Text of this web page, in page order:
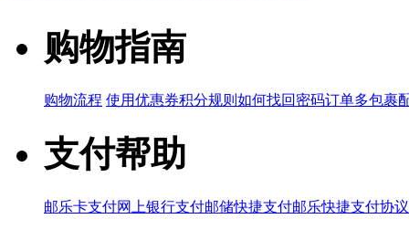
购物指南
购物流程 使用优惠券积分规则 如何找回密码订单多包裹
支付帮助
邮乐卡支付网上银行支付邮储快捷支付邮乐快捷支付协议